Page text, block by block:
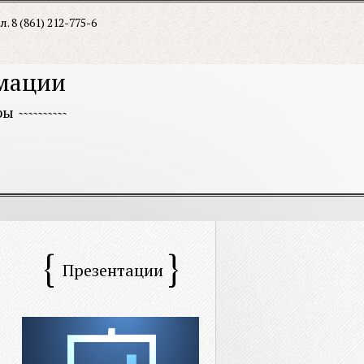
8 (861) 212-775-6
Презентации